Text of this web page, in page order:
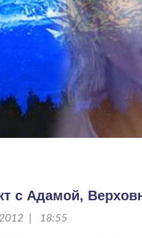
с Адамой,
| 18:55